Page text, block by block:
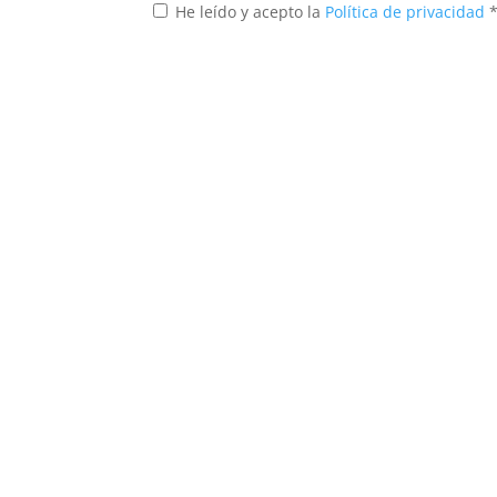
He leído y acepto la Política de privacidad